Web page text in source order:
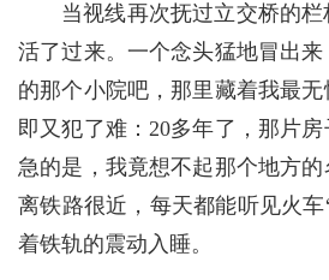
当视线再次抚过立交桥的
活了过来。一个念头猛地冒出
的那个小院吧，那里藏着我最
即又犯了难：20多年了，那片
急的是，我竟想不起那个地方
离铁路很近，每天都能听见火
着铁轨的震动入睡。